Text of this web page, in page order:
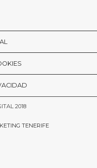
2018
TENERIFE